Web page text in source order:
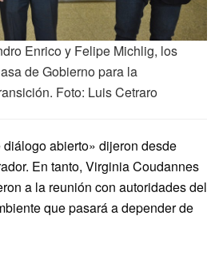
Enrico y Felipe Michlig, los
de Gobierno para la
Foto: Luis Cetraro
abierto» dijeron desde
En tanto, Virginia Coudannes
a la reunión con autoridades del
que pasará a depender de